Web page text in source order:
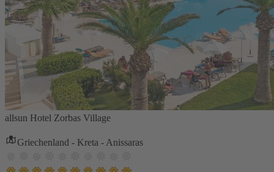
allsun Hotel Zorbas Village
Griechenland - Kreta - Anissaras